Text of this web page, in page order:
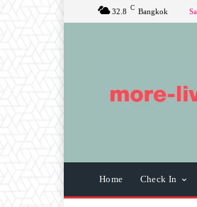
32.8 C Bangkok
Home Check In